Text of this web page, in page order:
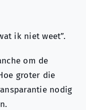
ik niet weet”.
om de
groter die
nodig